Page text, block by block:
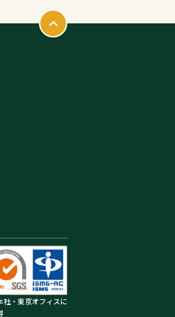
社・東京オフィスに